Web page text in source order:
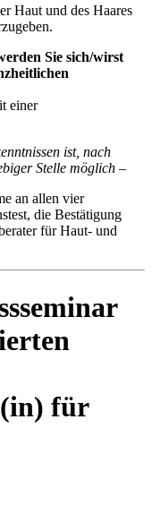
Haut und des Haares
Sie sich/wirst
einer
ist, nach
Stelle möglich –
an allen vier
die Bestätigung
für Haut- und
für